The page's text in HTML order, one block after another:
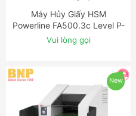
ĐẶT NGAY
Máy Hủy Giấy HSM
Powerline FA500.3c Level P-
3 Cross Cut Industrial
Shredder
Vui lòng gọi
New